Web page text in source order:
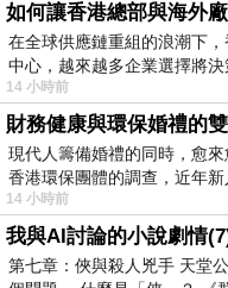
如何讓香港總部與海外
在全球供應鏈重組的浪潮下
中心，越來越多企業選擇將
14 小時前
財務健康與環保婚禮的
現代人籌備婚禮的同時，愈
香港環保團體的調查，近年
14 小時前
我與AI討論的小說劇情
第七章：俠與殺人兇手 天堂